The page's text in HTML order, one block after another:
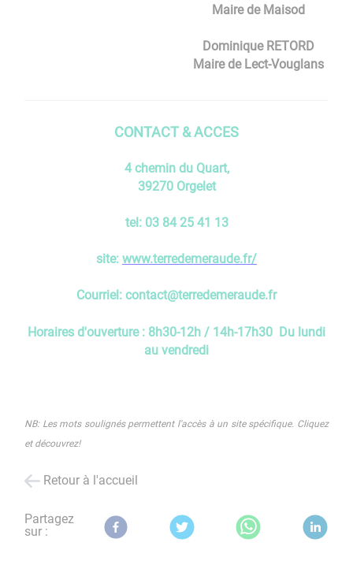
Maire de Maisod
Dominique RETORD
Maire de Lect-Vouglans
CONTACT & ACCES
4 chemin du Quart,
39270 Orgelet
tel: 03 84 25 41 13
site: www.terredemeraude.fr/
Courriel: contact@terredemeraude.fr
Horaires d'ouverture : 8h30-12h / 14h-17h30 Du lundi
au vendredi
NB: Les mots soulignés permettent l'accès à un site spécifique. Cliquez
et découvrez!
Retour à l'accueil
Partagez
sur :